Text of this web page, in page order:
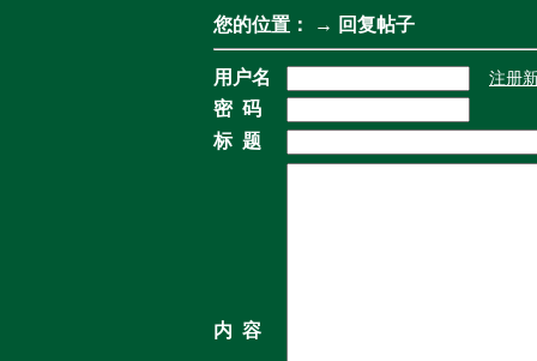
您的位置： → 回复帖子
用户名 注册
密 码
标 题
内 容